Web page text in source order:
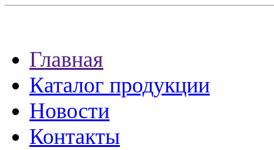
Главная
Каталог продукции
Новости
Контакты